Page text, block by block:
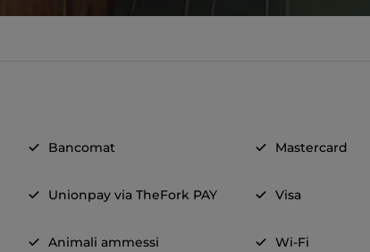
Bancomat Mastercard
Unionpay via TheFork PAY Visa
Animali ammessi Wi-Fi